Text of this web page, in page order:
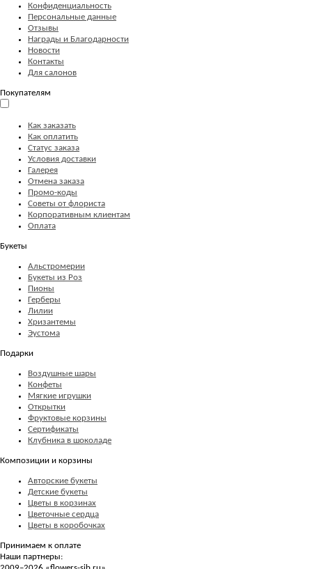
Конфиденциальность
Персональные данные
Отзывы
Награды и Благодарности
Новости
Контакты
Для салонов
Покупателям
Как заказать
Как оплатить
Статус заказа
Условия доставки
Галерея
Отмена заказа
Промо-коды
Советы от флориста
Корпоративным клиентам
Оплата
Букеты
Альстромерии
Букеты из Роз
Пионы
Герберы
Лилии
Хризантемы
Эустома
Подарки
Воздушные шары
Конфеты
Мягкие игрушки
Открытки
Фруктовые корзины
Сертификаты
Клубника в шоколаде
Композиции и корзины
Авторские букеты
Детские букеты
Цветы в корзинах
Цветочные сердца
Цветы в коробочках
Принимаем к оплате
Наши партнеры: